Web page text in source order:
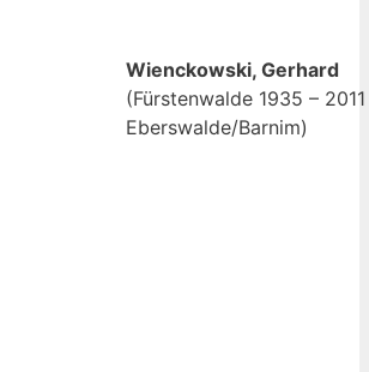
Wienckowski, Gerhard
(Fürstenwalde 1935 – 2011
Eberswalde/Barnim)